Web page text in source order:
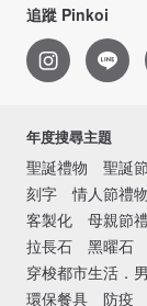
追蹤 Pinkoi
年度搜尋主題
聖誕禮物 聖誕節
刻字
情人節禮物
客製化
母親節
拉長石
黑曜石
穿梭都市生活．
環保餐具
防疫